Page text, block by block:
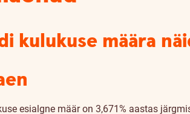
kulukuse määra
esialgne määr on 3,671% aastas